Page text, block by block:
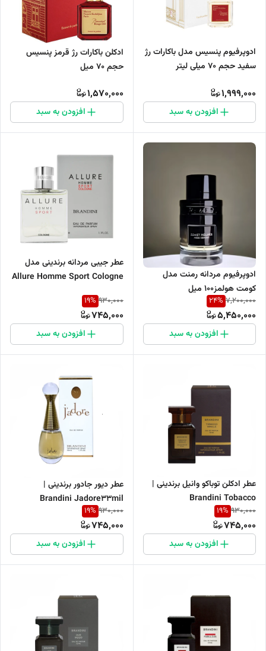
ادوپرفیوم پنسیس مدل باکارات رژ
سفید حجم 70 میلی لیتر
1,999,000
افزودن به سبد
ادکلن باکارات رژ قرمز پنسیس
حجم 70 میل
1,570,000
افزودن به سبد
ادوپرفیوم مردانه رمنت مدل
کومت هولمز100 میل
7,200,000
24%
5,450,000
افزودن به سبد
عطر جیبی مردانه برندینی مدل
Allure Homme Sport Cologne
930,000
19%
745,000
افزودن به سبد
عطر ادکلن توباکو وانیل برندینی |
Brandini Tobacco
Vanille33mil
930,000
19%
745,000
افزودن به سبد
عطر دیور جادور برندینی |
Brandini Jadore33mil
930,000
19%
745,000
افزودن به سبد